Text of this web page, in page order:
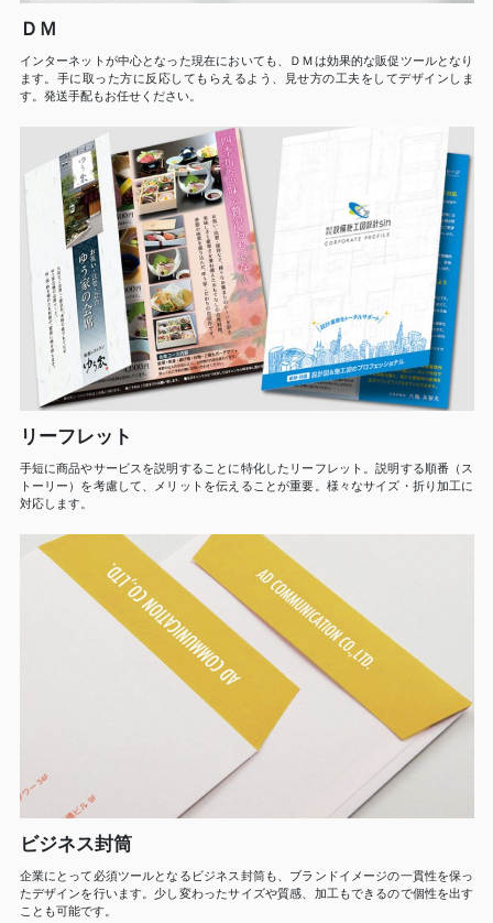
ＤＭ
インターネットが中心となった現在においても、ＤＭは効果的な販促ツールとなり
ます。手に取った方に反応してもらえるよう、見せ方の工夫をしてデザインしま
す。発送手配もお任せください。
リーフレット
手短に商品やサービスを説明することに特化したリーフレット。説明する順番（ス
トーリー）を考慮して、メリットを伝えることが重要。様々なサイズ・折り加工に
対応します。
ビジネス封筒
企業にとって必須ツールとなるビジネス封筒も、ブランドイメージの一貫性を保っ
たデザインを行います。少し変わったサイズや質感、加工もできるので個性を出す
ことも可能です。